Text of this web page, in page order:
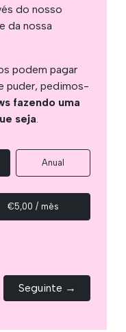
do nosso
da nossa
podem pagar
puder, pedimos-
fazendo uma
seja.
Anual
€5,00 / mês
Seguinte →